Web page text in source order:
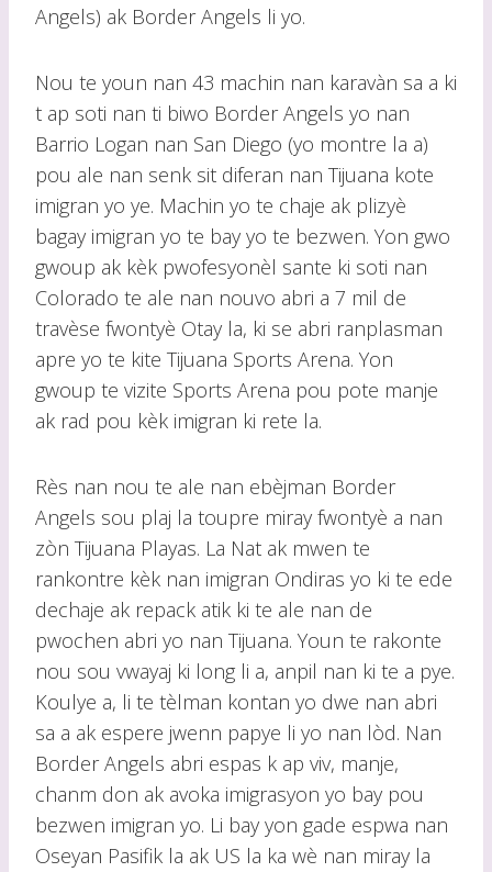
Angels) ak Border Angels li yo.
Nou te youn nan 43 machin nan karavàn sa a ki
t ap soti nan ti biwo Border Angels yo nan
Barrio Logan nan San Diego (yo montre la a)
pou ale nan senk sit diferan nan Tijuana kote
imigran yo ye. Machin yo te chaje ak plizyè
bagay imigran yo te bay yo te bezwen. Yon gwo
gwoup ak kèk pwofesyonèl sante ki soti nan
Colorado te ale nan nouvo abri a 7 mil de
travèse fwontyè Otay la, ki se abri ranplasman
apre yo te kite Tijuana Sports Arena. Yon
gwoup te vizite Sports Arena pou pote manje
ak rad pou kèk imigran ki rete la.
Rès nan nou te ale nan ebèjman Border
Angels sou plaj la toupre miray fwontyè a nan
zòn Tijuana Playas. La Nat ak mwen te
rankontre kèk nan imigran Ondiras yo ki te ede
dechaje ak repack atik ki te ale nan de
pwochen abri yo nan Tijuana. Youn te rakonte
nou sou vwayaj ki long li a, anpil nan ki te a pye.
Koulye a, li te tèlman kontan yo dwe nan abri
sa a ak espere jwenn papye li yo nan lòd. Nan
Border Angels abri espas k ap viv, manje,
chanm don ak avoka imigrasyon yo bay pou
bezwen imigran yo. Li bay yon gade espwa nan
Oseyan Pasifik la ak US la ka wè nan miray la